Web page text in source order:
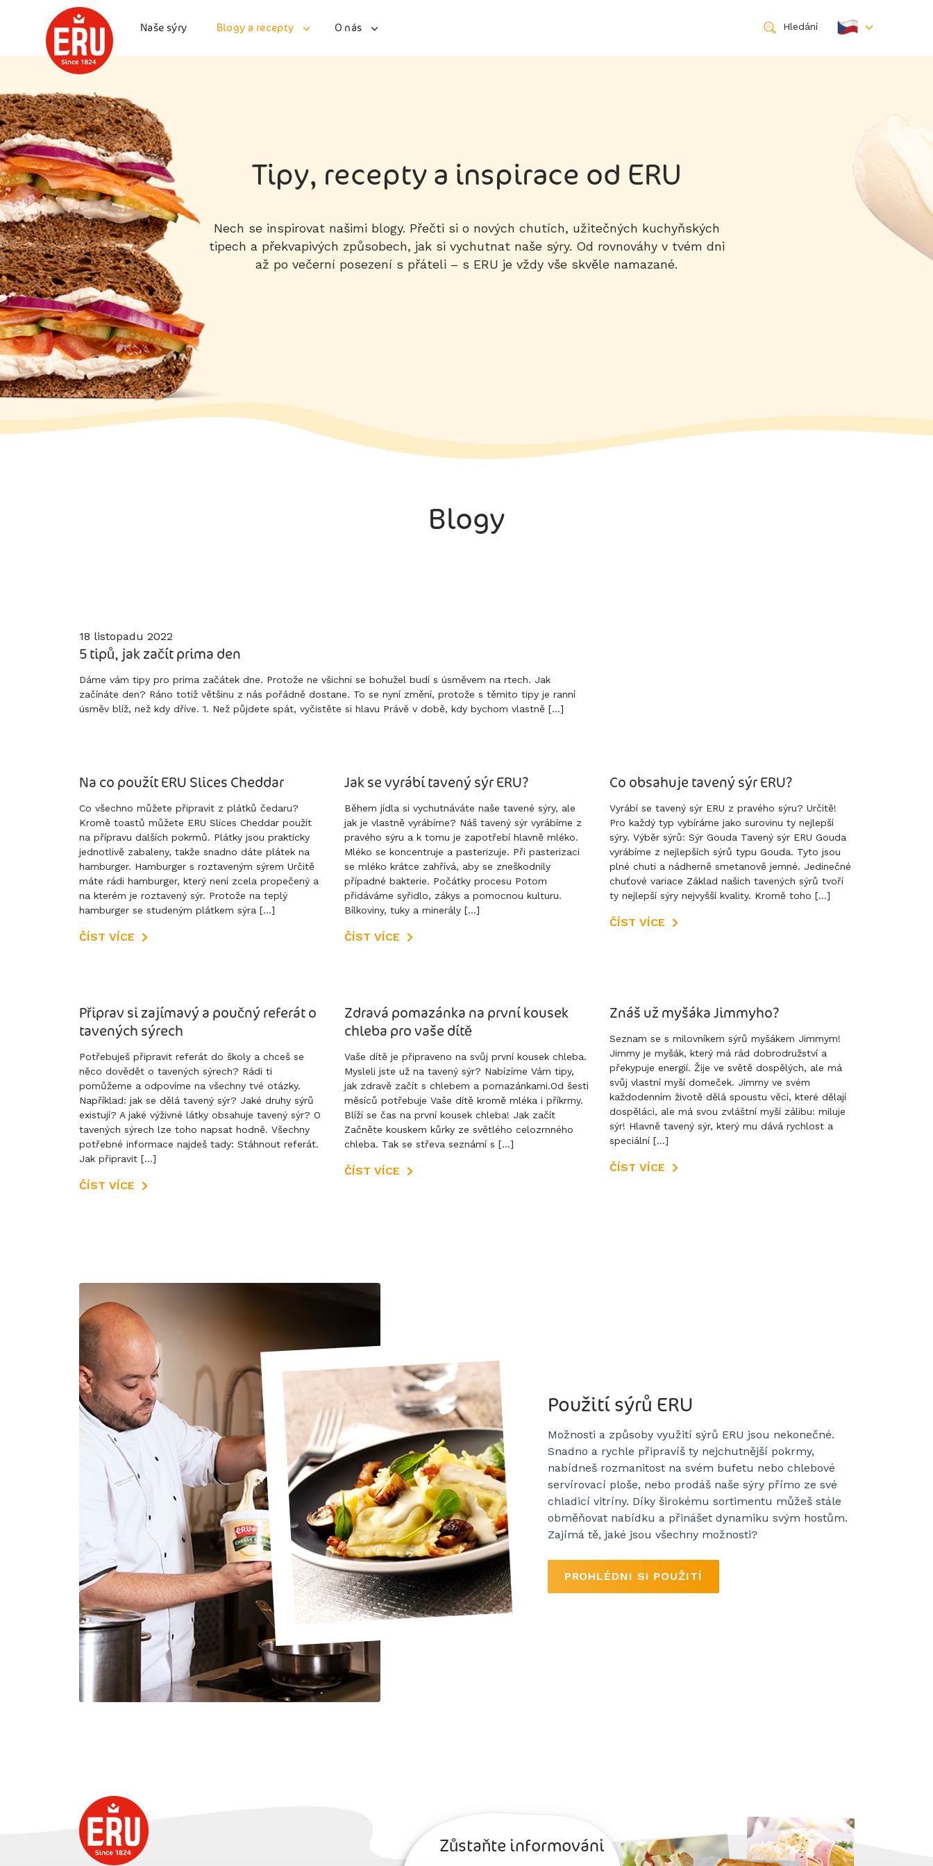
Naše sýry Blogy a recepty O nás Hledání
Tipy, recepty a inspirace od ERU
Nech se inspirovat našimi blogy. Přečti si o nových chutích, užitečných kuchyňských
tipech a překvapivých způsobech, jak si vychutnat naše sýry. Od rovnováhy v tvém dni
až po večerní posezení s přáteli – s ERU je vždy vše skvěle namazané.
Blogy
18 listopadu 2022
5 tipů, jak začít prima den
Dáme vám tipy pro prima začátek dne. Protože ne všichni se bohužel budí s úsměvem na rtech. Jak
začínáte den? Ráno totiž většinu z nás pořádně dostane. To se nyní změní, protože s těmito tipy je ranní
úsměv blíž, než kdy dříve. 1. Než půjdete spát, vyčistěte si hlavu Právě v době, kdy bychom vlastně […]
Na co použít ERU Slices Cheddar
Co všechno můžete připravit z plátků čedaru?
Kromě toastů můžete ERU Slices Cheddar použít
na přípravu dalších pokrmů. Plátky jsou prakticky
jednotlivě zabaleny, takže snadno dáte plátek na
hamburger. Hamburger s roztaveným sýrem Určitě
máte rádi hamburger, který není zcela propečený a
na kterém je roztavený sýr. Protože na teplý
hamburger se studeným plátkem sýra […]
ČÍST VÍCE
Jak se vyrábí tavený sýr ERU?
Během jídla si vychutnáváte naše tavené sýry, ale
jak je vlastně vyrábíme? Náš tavený sýr vyrábíme z
pravého sýru a k tomu je zapotřebí hlavně mléko.
Mléko se koncentruje a pasterizuje. Při pasterizaci
se mléko krátce zahřívá, aby se zneškodnily
případné bakterie. Počátky procesu Potom
přidáváme syřidlo, zákys a pomocnou kulturu.
Bílkoviny, tuky a minerály […]
ČÍST VÍCE
Co obsahuje tavený sýr ERU?
Vyrábí se tavený sýr ERU z pravého sýru? Určitě!
Pro každý typ vybíráme jako surovinu ty nejlepší
sýry. Výběr sýrů: Sýr Gouda Tavený sýr ERU Gouda
vyrábíme z nejlepších sýrů typu Gouda. Tyto jsou
plné chuti a nádherně smetanově jemné. Jedinečné
chuťové variace Základ našich tavených sýrů tvoří
ty nejlepší sýry nejvyšší kvality. Kromě toho […]
ČÍST VÍCE
Připrav si zajímavý a poučný referát o
tavených sýrech
Potřebuješ připravit referát do školy a chceš se
něco dovědět o tavených sýrech? Rádi ti
pomůžeme a odpovíme na všechny tvé otázky.
Například: jak se dělá tavený sýr? Jaké druhy sýrů
existují? A jaké výživné látky obsahuje tavený sýr? O
tavených sýrech lze toho napsat hodně. Všechny
potřebné informace najdeš tady: Stáhnout referát.
Jak připravit […]
ČÍST VÍCE
Zdravá pomazánka na první kousek
chleba pro vaše dítě
Vaše dítě je připraveno na svůj první kousek chleba.
Mysleli jste už na tavený sýr? Nabízíme Vám tipy,
jak zdravě začít s chlebem a pomazánkami.Od šesti
měsíců potřebuje Vaše dítě kromě mléka i příkrmy.
Blíží se čas na první kousek chleba! Jak začít
Začněte kouskem kůrky ze světlého celozrnného
chleba. Tak se střeva seznámí s […]
ČÍST VÍCE
Znáš už myšáka Jimmyho?
Seznam se s milovníkem sýrů myšákem Jimmym!
Jimmy je myšák, který má rád dobrodružství a
překypuje energií. Žije ve světě dospělých, ale má
svůj vlastní myší domeček. Jimmy ve svém
každodenním životě dělá spoustu věcí, které dělají
dospěláci, ale má svou zvláštní myší zálibu: miluje
sýr! Hlavně tavený sýr, který mu dává rychlost a
speciální […]
ČÍST VÍCE
Použití sýrů ERU
Možnosti a způsoby využití sýrů ERU jsou nekonečné.
Snadno a rychle připravíš ty nejchutnější pokrmy,
nabídneš rozmanitost na svém bufetu nebo chlebové
servírovací ploše, nebo prodáš naše sýry přímo ze své
chladicí vitríny. Díky širokému sortimentu můžeš stále
obměňovat nabídku a přinášet dynamiku svým hostům.
Zajímá tě, jaké jsou všechny možnosti?
PROHLÉDNI SI POUŽITÍ
Zůstaňte informováni